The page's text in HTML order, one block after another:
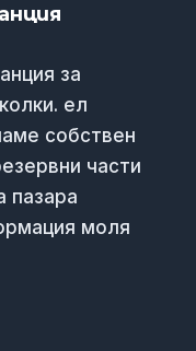
за
ел
собствен
части
пазара
моля